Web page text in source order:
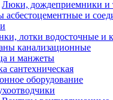
Люки, дождеприемники и
асбестоцементные и
лотки водосточные и
канализационные
и манжеты
сантехническая
оборудование